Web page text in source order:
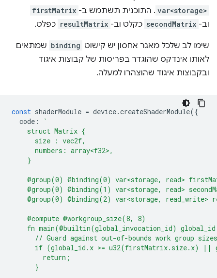
var<storage> . התוכנית תשתמש ב- firstMatrix
וב- secondMatrix כקלט וב- resultMatrix כפלט.
שימו לב שלכל מאגר אחסון יש קישוט binding שמתאים
לאותו אינדקס שהוגדר בפריסות של קבוצות איגוד
ובקבוצות איגוד שהוצהרו למעלה.
const shaderModule = device.createShaderModule({
code :
`
    struct Matrix {
      size : vec2f,
      numbers: array<f32>,
    }
@group(0) @binding(0) var<storage, read>
@group(0) @binding(1) var<storage, read>
@group(0) @binding(2) var<storage, read_write>
    @compute @workgroup_size(8, 8)
fn main(@builtin(global_invocation_id)
      // Guard against out-of-bounds work group sizes
if (global_id.x >= u32(firstMatrix.size.x) ||
        return;
      }